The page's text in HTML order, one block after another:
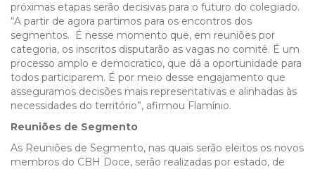
próximas etapas serão decisivas para o futuro do colegiado.
“A partir de agora partimos para os encontros dos
segmentos. É nesse momento que, em reuniões por
categoria, os inscritos disputarão as vagas no comitê. É um
processo amplo e democratico, que dá a oportunidade para
todos participarem. É por meio desse engajamento que
asseguramos decisões mais representativas e alinhadas às
necessidades do território”, afirmou Flamínio.
Reuniões de Segmento
As Reuniões de Segmento, nas quais serão eleitos os novos
membros do CBH Doce, serão realizadas por estado, de